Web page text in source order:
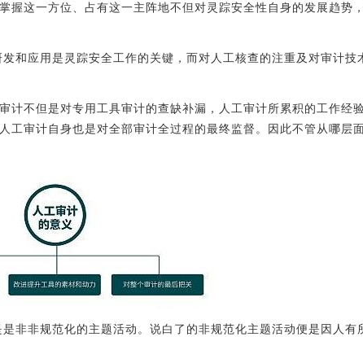
握这一方位、占有这一主阵地不但对灵踪安全性自身的发展趋势
和应用是灵踪安全工作的关键，而对人工核查的注重及对审计
计不但是对专用工具审计的查缺补漏，人工审计所累积的工作经
工审计自身也是对全部审计全过程的最终监督。因此不管从哪层
是非非规范化的主题活动。说白了的非规范化主题活动便是因人